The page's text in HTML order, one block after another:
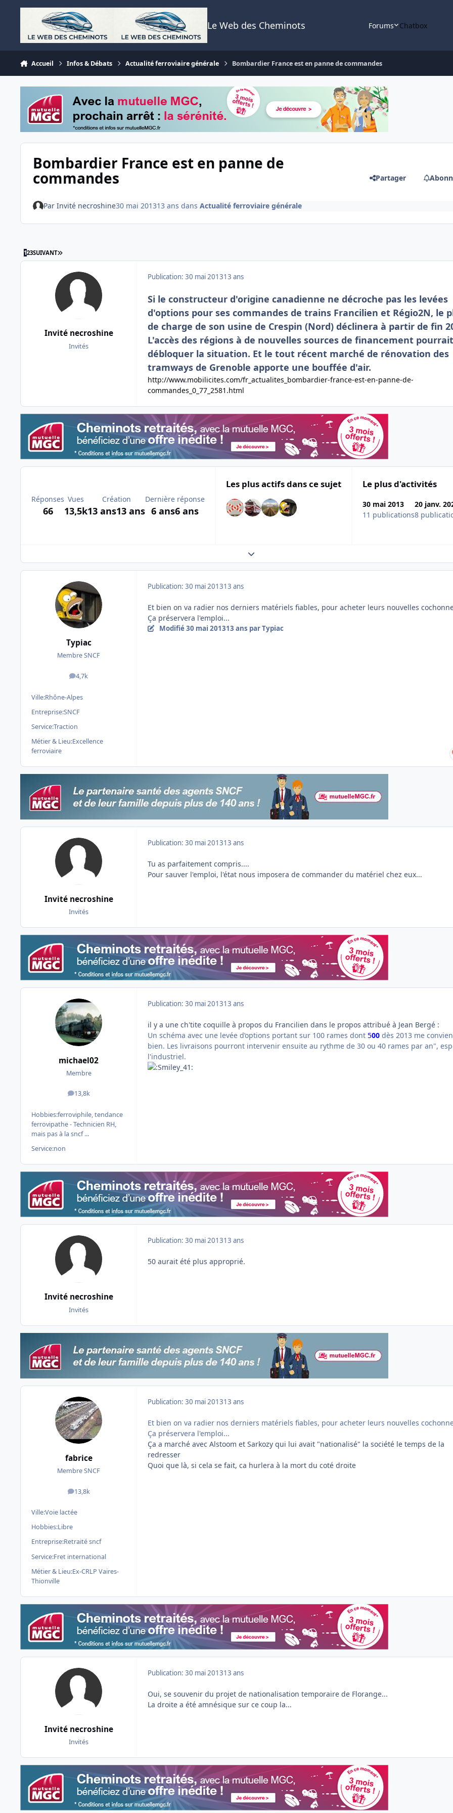
Aller au contenu
Le Web des Cheminots Forums Chatbox
Accueil Infos & Débats Actualité ferroviaire générale Bombardier France est en panne de commandes
Bombardier France est en panne de
commandes Partager
Par Invité necroshine30 mai 201313 ans dans Actualité ferroviaire générale
123SUIVANT DERNIÈRE PAGE
Invité necroshine
Invités
Publication: 30 mai 201313 ans
Si le constructeur d'origine canadienne ne décroche pas les levées
d'options pour ses commandes de trains Francilien et Régio2N, le
de charge de son usine de Crespin (Nord) déclinera à partir de fin
L'accès des régions à de nouvelles sources de financement pourrait
débloquer la situation. Et le tout récent marché de rénovation des
tramways de Grenoble apporte une bouffée d'air.
http://www.mobilicites.com/fr_actualites_bombardier-france-est-en-panne-de-
commandes_0_77_2581.html
Réponses
66
Vues
13,5k
Création
13 ans13 ans
Dernière réponse
6 ans6 ans
Les plus actifs dans ce sujet Le plus d'activités
30 mai 2013
11 publications
20 janv.
8
Expand topic overview
Typiac
Membre SNCF
4,7k
messages
Ville:Rhône-Alpes
Entreprise:SNCF
Service:Traction
Métier & Lieu:Excellence
ferroviaire
Publication: 30 mai 201313 ans
Et bien on va radier nos derniers matériels fiables, pour acheter leurs nouvelles
Ça préservera l'emploi...
Modifié30 mai 201313 ans par Typiac
Invité necroshine
Invités
Publication: 30 mai 201313 ans
Tu as parfaitement compris....
Pour sauver l'emploi, l'état nous imposera de commander du matériel chez eux...
michael02
Membre
13,8k
messages
Hobbies:ferroviphile, tendance
ferrovipathe - Technicien RH,
mais pas à la sncf ...
Service:non
Publication: 30 mai 201313 ans
il y a une ch'tite coquille à propos du Francilien dans le propos attribué à Jean Bergé :
Un schéma avec une levée d’options portant sur 100 rames dont 500 dès 2013 me
bien. Les livraisons pourront intervenir ensuite au rythme de 30 ou 40 rames par an",
l'industriel.
Invité necroshine
Invités
Publication: 30 mai 201313 ans
50 aurait été plus approprié.
fabrice
Membre SNCF
13,8k
messages
Ville:Voie lactée
Hobbies:Libre
Entreprise:Retraité sncf
Service:Fret international
Métier & Lieu:Ex-CRLP Vaires-
Thionville
Publication: 30 mai 201313 ans
Et bien on va radier nos derniers matériels fiables, pour acheter leurs nouvelles
Ça préservera l'emploi...
Ça a marché avec Alstoom et Sarkozy qui lui avait "nationalisé" la société le temps de la
redresser
Quoi que là, si cela se fait, ca hurlera à la mort du coté droite
Invité necroshine
Invités
Publication: 30 mai 201313 ans
Oui, se souvenir du projet de nationalisation temporaire de Florange...
La droite a été amnésique sur ce coup la...